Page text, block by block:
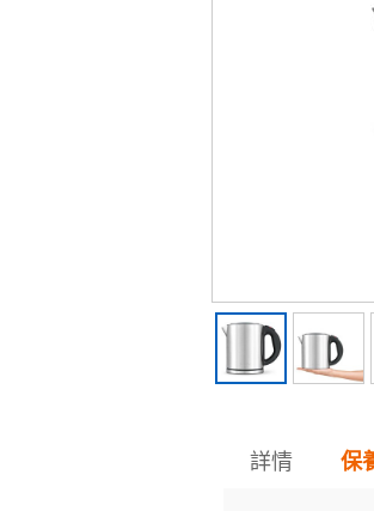
詳情 保